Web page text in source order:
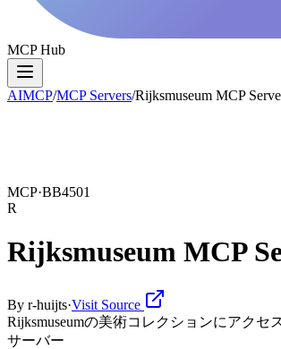
MCP Hub
AIMCP/MCP Servers/Rijksmuseum MCP
MCP·BB4501
R
Rijksmuseum MCP
By r-huijts·Visit Source
Rijksmuseumの美術コレクションにアクセ
サーバー